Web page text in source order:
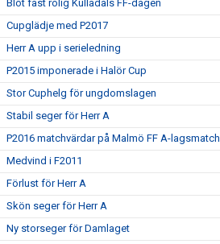
Blöt fast rolig Kulladals FF-dagen
Cupglädje med P2017
Herr A upp i serieledning
P2015 imponerade i Halör Cup
Stor Cuphelg för ungdomslagen
Stabil seger för Herr A
P2016 matchvärdar på Malmö FF A-lagsmatch
Medvind i F2011
Förlust för Herr A
Skön seger för Herr A
Ny storseger för Damlaget